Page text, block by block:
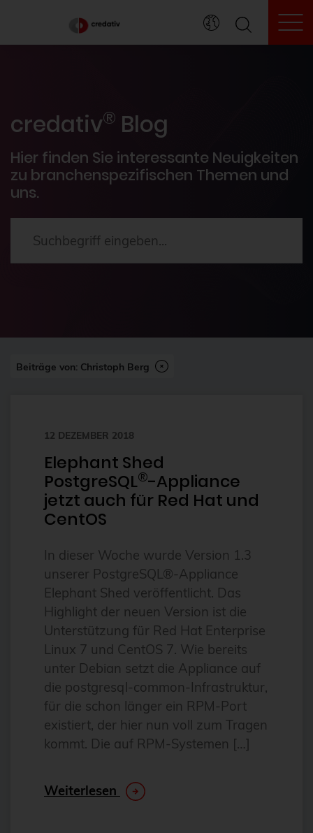
credativ® Blog
Hier finden Sie interessante Neuigkeiten
zu branchenspezifischen Themen und
uns.
Veranstaltungen
PostgreSQL®
2FA
Abonnement
Alpin
Alternativen
Amazon FSx
anleitung
Ansible Community Proxmox
Ansible-Modul
AnsibleFest
Antivirus
Apache
Apache Guacamole
apachekafka®
API-Integration
arm
Beiträge von: Christoph Berg
12 DEZEMBER 2018
Elephant Shed
PostgreSQL®-Appliance
jetzt auch für Red Hat und
CentOS
In dieser Woche wurde Version 1.3
unserer PostgreSQL®-Appliance
Elephant Shed veröffentlicht. Das
Highlight der neuen Version ist die
Unterstützung für Red Hat Enterprise
Linux 7 und CentOS 7. Wie bereits
unter Debian setzt die Appliance auf
die postgresql-common-Infrastruktur,
für die schon länger ein RPM-Port
existiert, der hier nun voll zum Tragen
kommt. Die auf RPM-Systemen […]
Weiterlesen